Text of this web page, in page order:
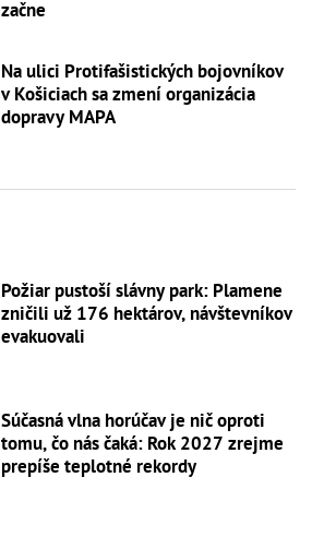
začne
Na ulici Protifašistických bojovníkov
v Košiciach sa zmení organizácia
dopravy MAPA
Požiar pustoší slávny park: Plamene
zničili už 176 hektárov, návštevníkov
evakuovali
Súčasná vlna horúčav je nič oproti
tomu, čo nás čaká: Rok 2027 zrejme
prepíše teplotné rekordy